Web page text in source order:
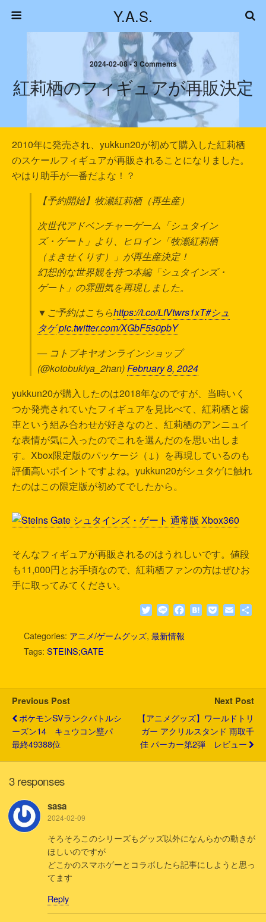
Y.A.S.
2024-02-08 • 3 Comments
紅莉栖のフィギュアが再販決定
2010年に発売され、yukkun20が初めて購入した紅莉栖
のスケールフィギュアが再販されることになりました。
やはり助手が一番だよな！？
【予約開始】牧瀬紅莉栖（再生産）
次世代アドベンチャーゲーム「シュタイン
ズ・ゲート」より、ヒロイン「牧瀬紅莉栖
（まきせくりす）」が再生産決定！
幻想的な世界観を持つ本編「シュタインズ・
ゲート」の雰囲気を再現しました。
▼ご予約はこちらhttps://t.co/LfVtwrs1xT#シュ
タゲpic.twitter.com/XGbF5s0pbY
— コトブキヤオンラインショップ
(@kotobukiya_2han)February 8, 2024
yukkun20が購入したのは2018年なのですが、当時いく
つか発売されていたフィギュアを見比べて、紅莉栖と歯
車という組み合わせが好きなのと、紅莉栖のアンニュイ
な表情が気に入ったのでこれを選んだのを思い出しま
す。Xbox限定版のパッケージ（↓）を再現しているのも
評価高いポイントですよね。yukkun20がシュタゲに触れ
たのはこの限定版が初めてでしたから。
そんなフィギュアが再販されるのはうれしいです。値段
も11,000円とお手頃なので、紅莉栖ファンの方はぜひお
手に取ってみてください。
T
i
L
n
e
F
H
P
E
Categories: アニメ/ゲームグッズ, 最新情報
Tags: STEINS;GATE
Previous Post
ポケモンSVランクバトルシ
ーズン14 キュウコン壁パ
最終49388位
Next Post
【アニメグッズ】ワールドトリ
ガー アクリルスタンド 雨取千
佳 パーカー第2弾 レビュー
3 responses
sasa
2024-02-09
そろそろこのシリーズもグッズ以外になんらかの動きが
ほしいのですが
どこかのスマホゲーとコラボしたら記事にしようと思っ
てます
Reply